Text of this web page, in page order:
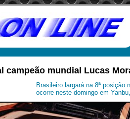
campeão mundial Lucas
Brasileiro largará na 8ª posição
ocorre neste domingo em